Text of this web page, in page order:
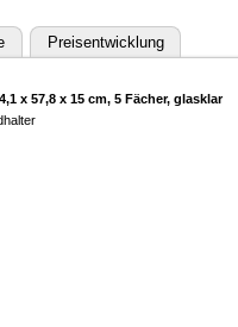
Preisentwicklung
x 57,8 x 15 cm, 5 Fächer, glasklar